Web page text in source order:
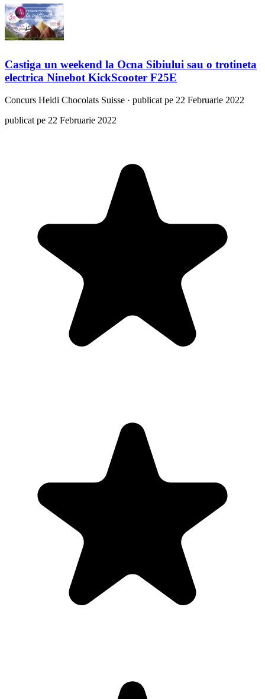
Castiga un weekend la Ocna Sibiului sau o trotineta
electrica Ninebot KickScooter F25E
Concurs Heidi Chocolats Suisse · publicat pe 22 Februarie 2022
publicat pe 22 Februarie 2022